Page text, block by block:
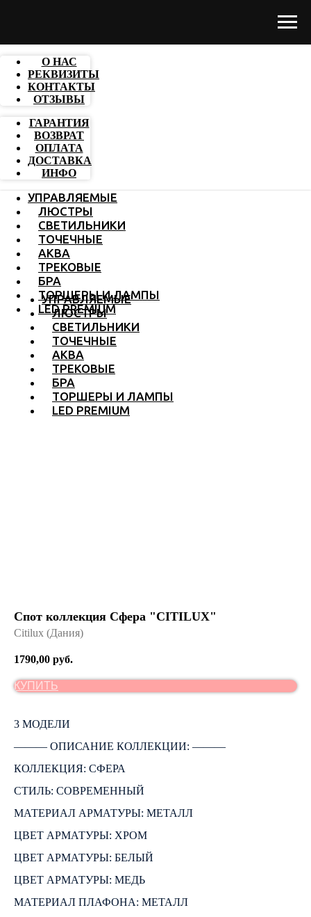
О НАС
РЕКВИЗИТЫ
КОНТАКТЫ
ОТЗЫВЫ
ГАРАНТИЯ
ВОЗВРАТ
ОПЛАТА
ДОСТАВКА
ИНФО
УПРАВЛЯЕМЫЕ
ЛЮСТРЫ
СВЕТИЛЬНИКИ
ТОЧЕЧНЫЕ
АКВА
ТРЕКОВЫЕ
БРА
ТОРШЕРЫ И ЛАМПЫ
LED PREMIUM
УПРАВЛЯЕМЫЕ
ЛЮСТРЫ
СВЕТИЛЬНИКИ
ТОЧЕЧНЫЕ
АКВА
ТРЕКОВЫЕ
БРА
ТОРШЕРЫ И ЛАМПЫ
LED PREMIUM
Спот коллекция Сфера "CITILUX"
Citilux (Дания)
1790,00 руб.
КУПИТЬ
3 МОДЕЛИ
――― ОПИСАНИЕ КОЛЛЕКЦИИ: ―――
КОЛЛЕКЦИЯ: СФЕРА
СТИЛЬ: СОВРЕМЕННЫЙ
МАТЕРИАЛ АРМАТУРЫ: МЕТАЛЛ
ЦВЕТ АРМАТУРЫ: ХРОМ
ЦВЕТ АРМАТУРЫ: БЕЛЫЙ
ЦВЕТ АРМАТУРЫ: МЕДЬ
МАТЕРИАЛ ПЛАФОНА: МЕТАЛЛ